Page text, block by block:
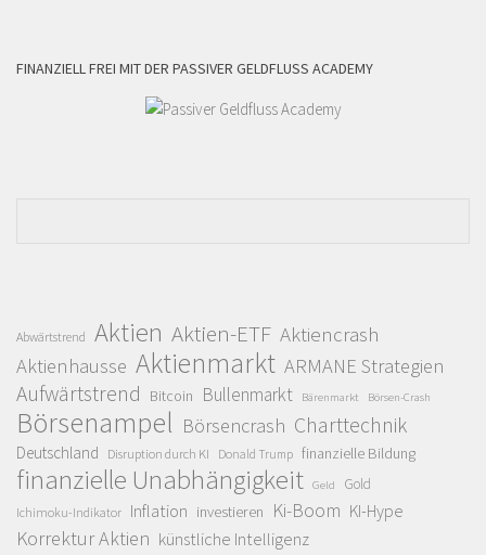
FINANZIELL FREI MIT DER PASSIVER GELDFLUSS ACADEMY
Abwärtstrend Aktien Aktien-ETF Aktiencrash
Aktienhausse Aktienmarkt ARMANE Strategien
Aufwärtstrend Bitcoin Bullenmarkt Bärenmarkt Börsen-Crash
Börsenampel Börsencrash Charttechnik
Deutschland Disruption durch KI Donald Trump finanzielle Bildung
finanzielle Unabhängigkeit Geld Gold
Ichimoku-Indikator Inflation investieren Ki-Boom KI-Hype
Korrektur Aktien künstliche Intelligenz